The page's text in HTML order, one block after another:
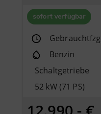
sofort verfügbar
Benzin
Schaltgetriebe
52 kW (71 PS)